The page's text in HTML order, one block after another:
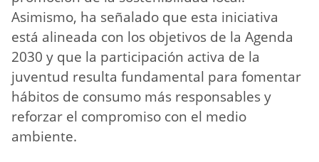
Asimismo, ha señalado que esta iniciativa
está alineada con los objetivos de la Agenda
2030 y que la participación activa de la
juventud resulta fundamental para fomentar
hábitos de consumo más responsables y
reforzar el compromiso con el medio
ambiente.